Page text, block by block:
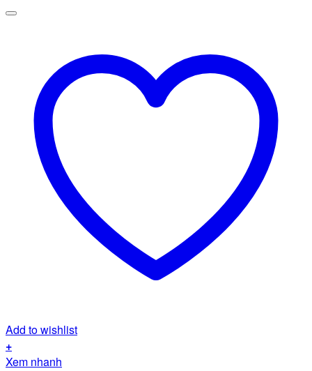
Add to wishlist
+
Xem nhanh